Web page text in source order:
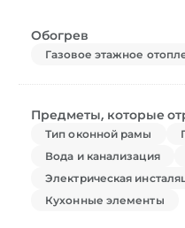
Обогрев
Газовое этажное
Предметы, которые
Тип оконной рамы
Вода и канализация
Электрическая
Кухонные элементы